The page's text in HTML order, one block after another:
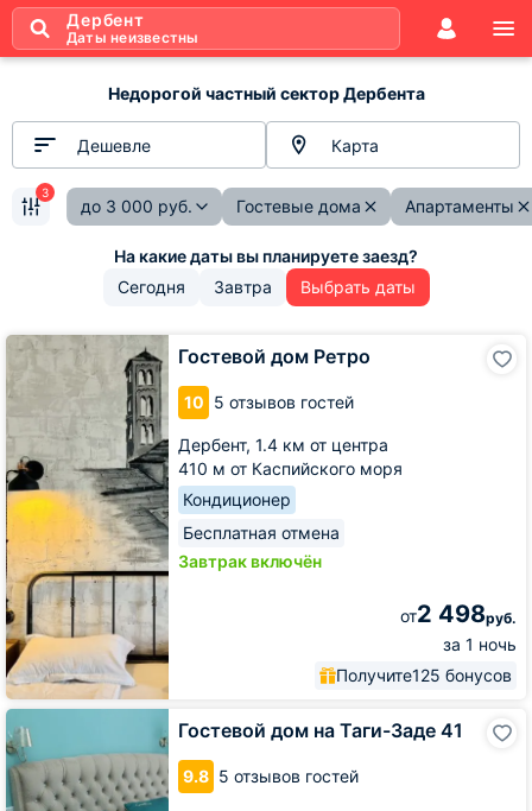
Дербент
Даты неизвестны
Недорогой частный сектор Дербента
Дешевле Карта
до 3 000 руб. Гостевые дома Апартаменты
3
Сегодня Завтра Выбрать даты
Гостевой дом Ретро
10 5 отзывов гостей
Дербент, 1.4 км от центра
410 м от Каспийского моря
Кондиционер
Бесплатная отмена
Завтрак включён
от2 498руб.
за 1 ночь
Получите125 бонусов
Гостевой
Гостевой дом на Таги-Заде 41
9.8 5 отзывов гостей
Гостевой
дом
на
Таги-
Заде